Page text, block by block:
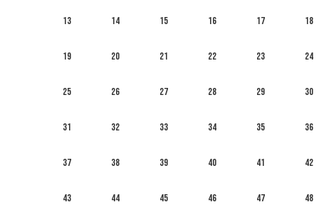
13 14 15 16 17 18
19 20 21 22 23 24
25 26 27 28 29 30
31 32 33 34 35 36
37 38 39 40 41 42
43 44 45 46 47 48